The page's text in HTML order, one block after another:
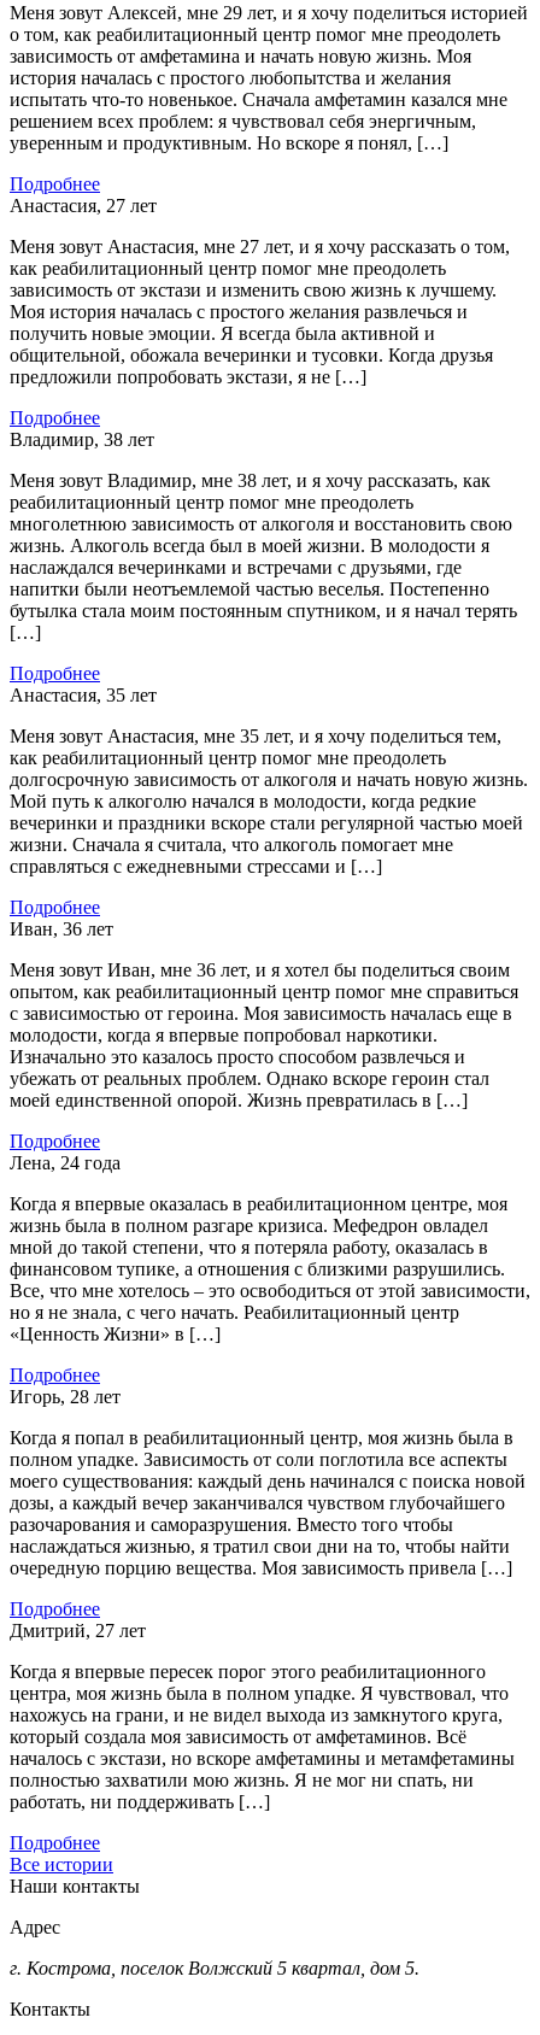
Меня зовут Алексей, мне 29 лет, и я хочу поделиться историей
о том, как реабилитационный центр помог мне преодолеть
зависимость от амфетамина и начать новую жизнь. Моя
история началась с простого любопытства и желания
испытать что-то новенькое. Сначала амфетамин казался мне
решением всех проблем: я чувствовал себя энергичным,
уверенным и продуктивным. Но вскоре я понял, […]
Подробнее
Анастасия, 27 лет
Меня зовут Анастасия, мне 27 лет, и я хочу рассказать о том,
как реабилитационный центр помог мне преодолеть
зависимость от экстази и изменить свою жизнь к лучшему.
Моя история началась с простого желания развлечься и
получить новые эмоции. Я всегда была активной и
общительной, обожала вечеринки и тусовки. Когда друзья
предложили попробовать экстази, я не […]
Подробнее
Владимир, 38 лет
Меня зовут Владимир, мне 38 лет, и я хочу рассказать, как
реабилитационный центр помог мне преодолеть
многолетнюю зависимость от алкоголя и восстановить свою
жизнь. Алкоголь всегда был в моей жизни. В молодости я
наслаждался вечеринками и встречами с друзьями, где
напитки были неотъемлемой частью веселья. Постепенно
бутылка стала моим постоянным спутником, и я начал терять
[…]
Подробнее
Анастасия, 35 лет
Меня зовут Анастасия, мне 35 лет, и я хочу поделиться тем,
как реабилитационный центр помог мне преодолеть
долгосрочную зависимость от алкоголя и начать новую жизнь.
Мой путь к алкоголю начался в молодости, когда редкие
вечеринки и праздники вскоре стали регулярной частью моей
жизни. Сначала я считала, что алкоголь помогает мне
справляться с ежедневными стрессами и […]
Подробнее
Иван, 36 лет
Меня зовут Иван, мне 36 лет, и я хотел бы поделиться своим
опытом, как реабилитационный центр помог мне справиться
с зависимостью от героина. Моя зависимость началась еще в
молодости, когда я впервые попробовал наркотики.
Изначально это казалось просто способом развлечься и
убежать от реальных проблем. Однако вскоре героин стал
моей единственной опорой. Жизнь превратилась в […]
Подробнее
Лена, 24 года
Когда я впервые оказалась в реабилитационном центре, моя
жизнь была в полном разгаре кризиса. Мефедрон овладел
мной до такой степени, что я потеряла работу, оказалась в
финансовом тупике, а отношения с близкими разрушились.
Все, что мне хотелось – это освободиться от этой зависимости,
но я не знала, с чего начать. Реабилитационный центр
«Ценность Жизни» в […]
Подробнее
Игорь, 28 лет
Когда я попал в реабилитационный центр, моя жизнь была в
полном упадке. Зависимость от соли поглотила все аспекты
моего существования: каждый день начинался с поиска новой
дозы, а каждый вечер заканчивался чувством глубочайшего
разочарования и саморазрушения. Вместо того чтобы
наслаждаться жизнью, я тратил свои дни на то, чтобы найти
очередную порцию вещества. Моя зависимость привела […]
Подробнее
Дмитрий, 27 лет
Когда я впервые пересек порог этого реабилитационного
центра, моя жизнь была в полном упадке. Я чувствовал, что
нахожусь на грани, и не видел выхода из замкнутого круга,
который создала моя зависимость от амфетаминов. Всё
началось с экстази, но вскоре амфетамины и метамфетамины
полностью захватили мою жизнь. Я не мог ни спать, ни
работать, ни поддерживать […]
Подробнее
Все истории
Наши контакты
Адрес
г. Кострома, поселок Волжский 5 квартал, дом 5.
Контакты